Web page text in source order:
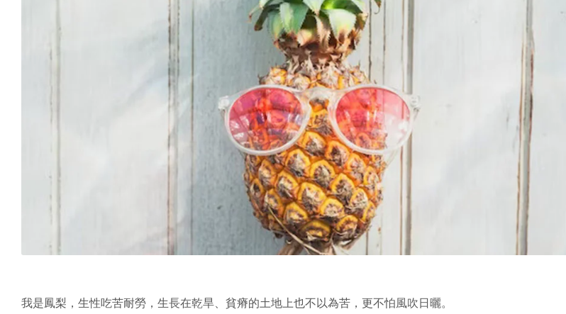
我是鳳梨，生性吃苦耐勞，生長在乾旱、貧瘠的土地上也不以為苦，更不怕風吹日曬。